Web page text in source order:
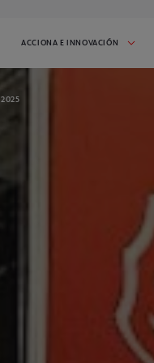
ACCIONA E INNOVACIÓN
ÉXITO
IR A PORTADA DE RETOS
2025